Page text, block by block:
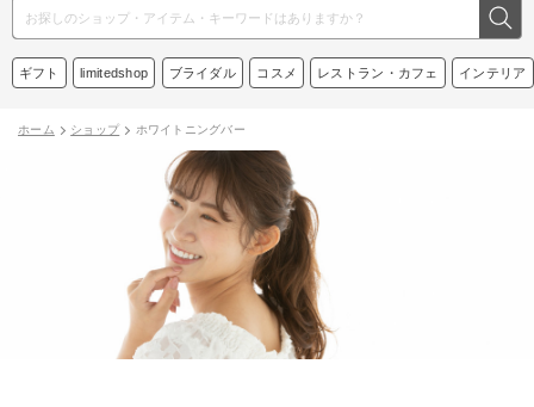
ギフト limitedshop ブライダル コスメ レストラン・カフェ インテリア
ホーム ショップ ホワイトニングバー